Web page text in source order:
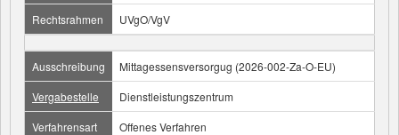
Rechtsrahmen
UVgO/VgV
Ausschreibung
Mittagessensversorgug (2026-002-Za-O-EU)
Vergabestelle
Dienstleistungszentrum
Verfahrensart
Offenes Verfahren